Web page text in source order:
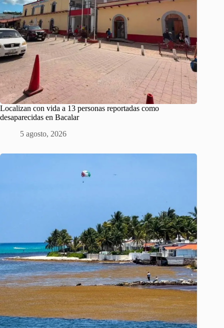
Localizan con vida a 13 personas reportadas como
desaparecidas en Bacalar
5 agosto, 2026